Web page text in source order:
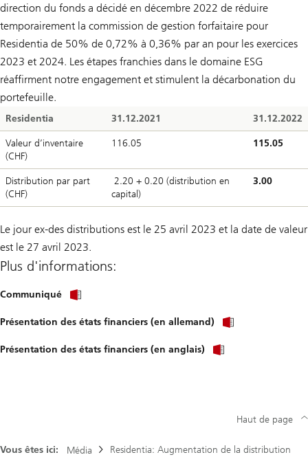
direction du fonds a décidé en décembre 2022 de réduire
temporairement la commission de gestion forfaitaire pour
Residentia de 50% de 0,72% à 0,36% par an pour les exercices
2023 et 2024. Les étapes franchies dans le domaine ESG
réaffirment notre engagement et stimulent la décarbonation du
portefeuille.
Residentia 31.12.2021 31.12.2022
Valeur d’inventaire
(CHF)
116.05 115.05
Distribution par part
(CHF)
2.20 + 0.20 (distribution en
capital)
3.00
Le jour ex-des distributions est le 25 avril 2023 et la date de valeur
est le 27 avril 2023.
Plus d'informations:
Communiqué
Présentation des états financiers (en allemand)
Présentation des états financiers (en anglais)
Vous êtes ici: Média Residentia: Augmentation de la distribution
Haut de page